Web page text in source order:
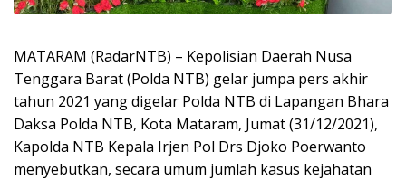
MATARAM (RadarNTB) – Kepolisian Daerah Nusa
Tenggara Barat (Polda NTB) gelar jumpa pers akhir
tahun 2021 yang digelar Polda NTB di Lapangan Bhara
Daksa Polda NTB, Kota Mataram, Jumat (31/12/2021),
Kapolda NTB Kepala Irjen Pol Drs Djoko Poerwanto
menyebutkan, secara umum jumlah kasus kejahatan